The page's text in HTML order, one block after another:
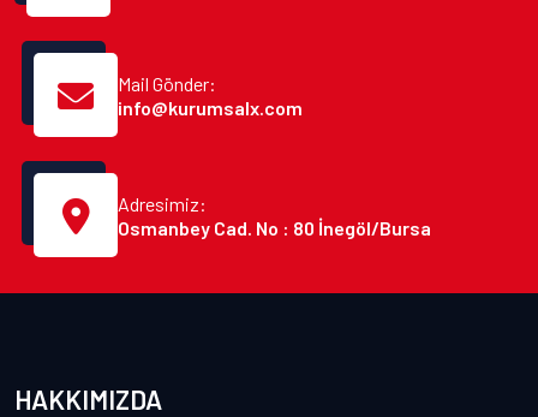
Mail Gönder:
info@kurumsalx.com
Adresimiz:
Osmanbey Cad. No : 80 İnegöl/Bursa
HAKKIMIZDA